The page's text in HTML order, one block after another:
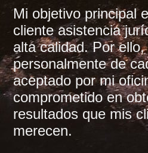
Mi objetivo principal
cliente asistencia
alta calidad. Por
personalmente de
aceptado por mi
comprometido en
resultados que mis
merecen.